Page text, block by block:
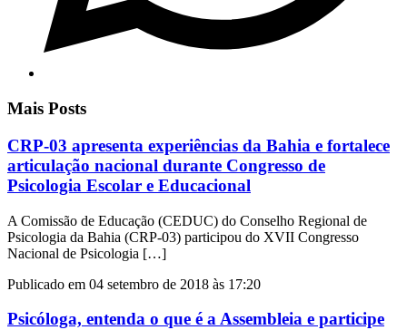
Mais Posts
CRP-03 apresenta experiências da Bahia e fortalece
articulação nacional durante Congresso de
Psicologia Escolar e Educacional
A Comissão de Educação (CEDUC) do Conselho Regional de
Psicologia da Bahia (CRP-03) participou do XVII Congresso
Nacional de Psicologia […]
Publicado em 04 setembro de 2018 às 17:20
Psicóloga, entenda o que é a Assembleia e participe